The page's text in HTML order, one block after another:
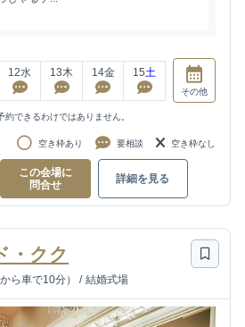
12水 13木 14金 15土
その他
できるわけではありません。
空き枠あり 要相談 空き枠なし
この会場に
問合せ
詳細を見る
・クク
ら車で10分） / 結婚式場